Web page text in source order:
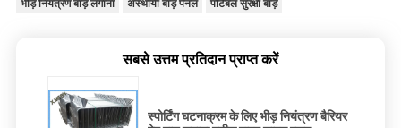
भीड़ नियंत्रण बाड़ लगाना अस्थायी बाड़ पैनल पोर्टेबल सुरक्षा बाड़
सबसे उत्तम प्रतिदान प्राप्त करें
स्पोर्टिंग घटनाक्रम के लिए भीड़ नियंत्रण बैरियर